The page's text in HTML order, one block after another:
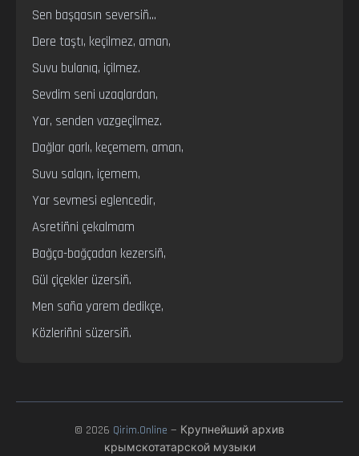
Sen başqasın seversiñ...
Dere taştı, keçilmez, aman,
Suvu bulanıq, içilmez.
Sevdim seni uzaqlardan,
Yar, senden vazgeçilmez.
Dağlar qarlı, keçemem, aman,
Suvu salqın, içemem,
Yar sevmesi eglencedir,
Asretiñni çekalmam
Bağça-bağçadan kezersiñ,
Gül çiçekler üzersiñ.
Men saña yarem dedikçe,
Közleriñni süzersiñ.
© 2026 Qirim.Online — Крупнейший архив
крымскотатарской музыки